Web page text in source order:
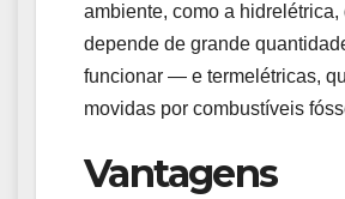
ambiente, como a hidrelétrica,
depende de grande
funcionar — e termelétricas,
movidas por combustíveis
Vantagens